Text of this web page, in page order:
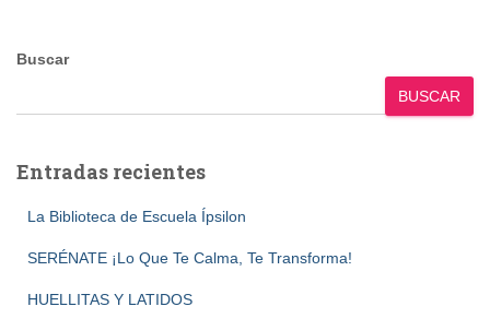
Buscar
BUSCAR
Entradas recientes
La Biblioteca de Escuela Ípsilon
SERÉNATE ¡Lo Que Te Calma, Te Transforma!
HUELLITAS Y LATIDOS